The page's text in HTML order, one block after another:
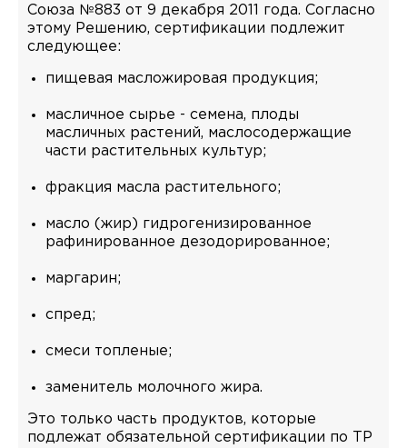
Союза №883 от 9 декабря 2011 года. Согласно
этому Решению, сертификации подлежит
следующее:
пищевая масложировая продукция;
масличное сырье - семена, плоды
масличных растений, маслосодержащие
части растительных культур;
фракция масла растительного;
масло (жир) гидрогенизированное
рафинированное дезодорированное;
маргарин;
спред;
смеси топленые;
заменитель молочного жира.
Это только часть продуктов, которые
подлежат обязательной сертификации по ТР